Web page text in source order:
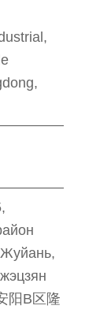
阳B区隆